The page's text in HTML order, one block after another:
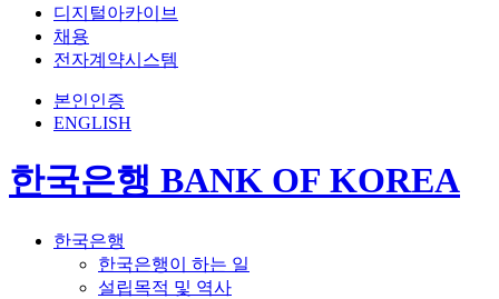
디지털아카이브
채용
전자계약시스템
본인인증
ENGLISH
한국은행 BANK OF KOREA
한국은행
한국은행이 하는 일
설립목적 및 역사